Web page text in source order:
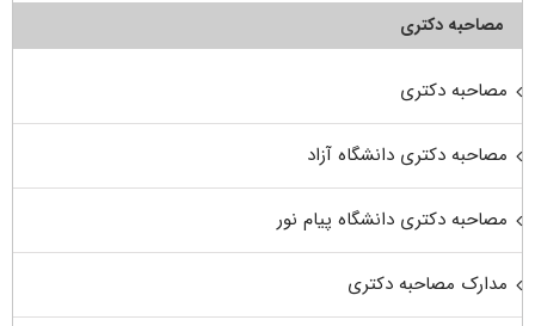
مصاحبه دکتری
مصاحبه دکتری
مصاحبه دکتری دانشگاه آزاد
مصاحبه دکتری دانشگاه پیام نور
مدارک مصاحبه دکتری